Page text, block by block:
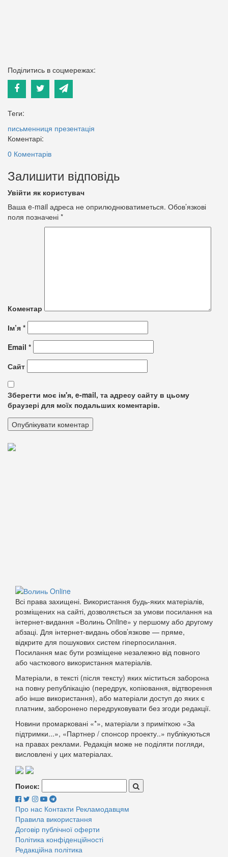
Поділитись в соцмережах:
Теги:
письменниця презентація
Коментарі:
0 Коментарів
Залишити відповідь
Увійти як користувач
Ваша e-mail адреса не оприлюднюватиметься. Обов’язкові
поля позначені *
Коментар
Ім’я *
Email *
Сайт
Зберегти моє ім'я, e-mail, та адресу сайту в цьому
браузері для моїх подальших коментарів.
Всі права захищені. Використання будь-яких матеріалів,
розміщених на сайті, дозволяється за умови посилання на
інтернет-видання «Волинь Online» у першому або другому
абзаці. Для інтернет-видань обов’язкове — пряме,
відкрите для пошукових систем гіперпосилання.
Посилання має бути розміщене незалежно від повного
або часткового використання матеріалів.
Матеріали, в тексті (після тексту) яких міститься заборона
на повну републікацію (передрук, копіювання, відтворення
або інше використання), або матеріали доступ до яких є
платним, заборонено передруковувати без згоди редакції.
Новини промарковані «*», матеріали з приміткою «За
підтримки...», «Партнер / спонсор проекту..» публікуються
на правах реклами. Редакція може не поділяти погляди,
висловлені у цих матеріалах.
Поиск:
Про нас Контакти Рекламодавцям
Правила використання
Договір публічної оферти
Політика конфіденційності
Редакційна політика